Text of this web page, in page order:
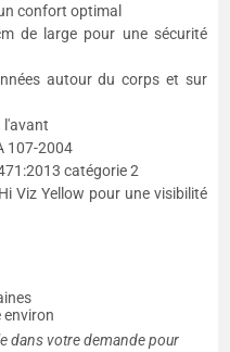
confort optimal
de large pour une sécurité
autour du corps et sur
l'avant
107-2004
catégorie 2
Viz Yellow pour une visibilité
environ
dans votre demande pour